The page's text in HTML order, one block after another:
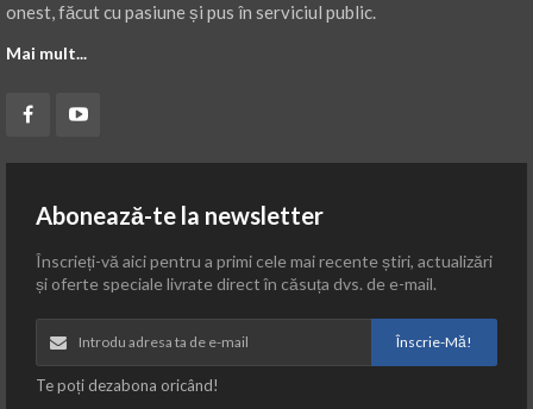
onest, făcut cu pasiune și pus în serviciul public.
Mai mult...
Abonează-te la newsletter
Înscrieți-vă aici pentru a primi cele mai recente știri, actualizări
și oferte speciale livrate direct în căsuța dvs. de e-mail.
Înscrie-Mă!
Te poți dezabona oricând!